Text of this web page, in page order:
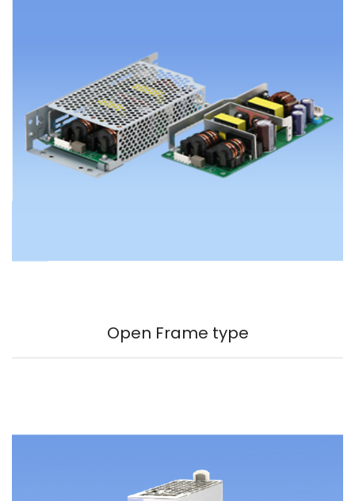
Open Frame type